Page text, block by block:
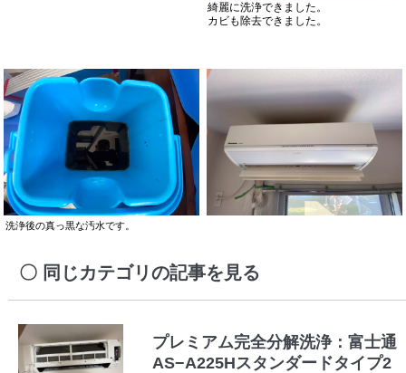
綺麗に洗浄できました。
カビも除去できました。
洗浄後の真っ黒な汚水です。
同じカテゴリの記事を見る
プレミアム完全分解洗浄：富士通
AS−A225Hスタンダードタイプ2